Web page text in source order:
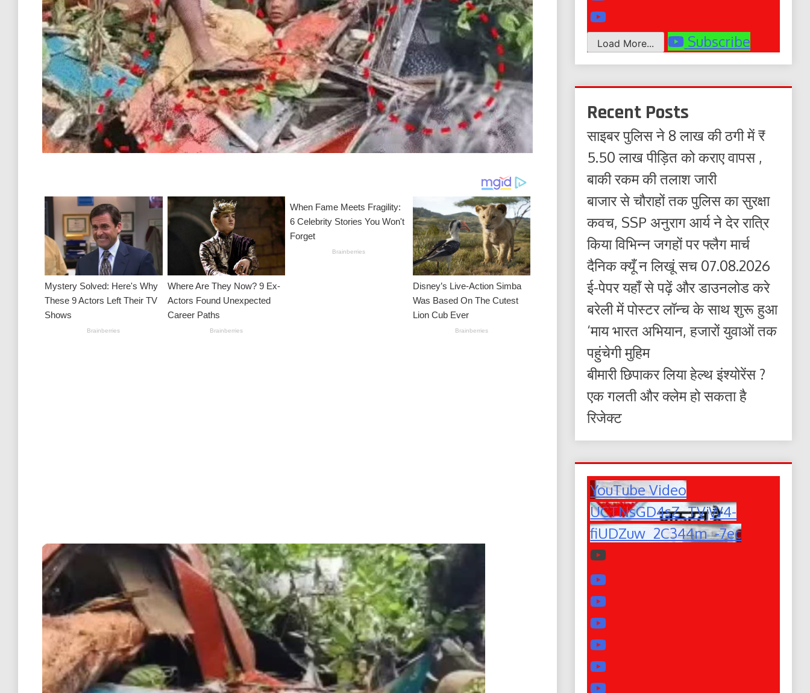
Load More... Subscribe
Recent Posts
साइबर पुलिस ने 8 लाख की ठगी में ₹
5.50 लाख पीड़ित को कराए वापस ,
बाकी रकम की तलाश जारी
बाजार से चौराहों तक पुलिस का सुरक्षा
कवच, SSP अनुराग आर्य ने देर रात्रि
किया विभिन्न जगहों पर फ्लैग मार्च
दैनिक क्यूँ न लिखूं सच 07.08.2026
ई-पेपर यहाँ से पढ़ें और डाउनलोड करे
बरेली में पोस्टर लॉन्च के साथ शुरू हुआ
‘माय भारत अभियान, हजारों युवाओं तक
पहुंचेगी मुहिम
बीमारी छिपाकर लिया हेल्थ इंश्योरेंस ?
एक गलती और क्लेम हो सकता है
रिजेक्ट
YouTube Video
UCTNsGD4sZ_TVjW4-
fiUDZuw_2C344m_-7ec